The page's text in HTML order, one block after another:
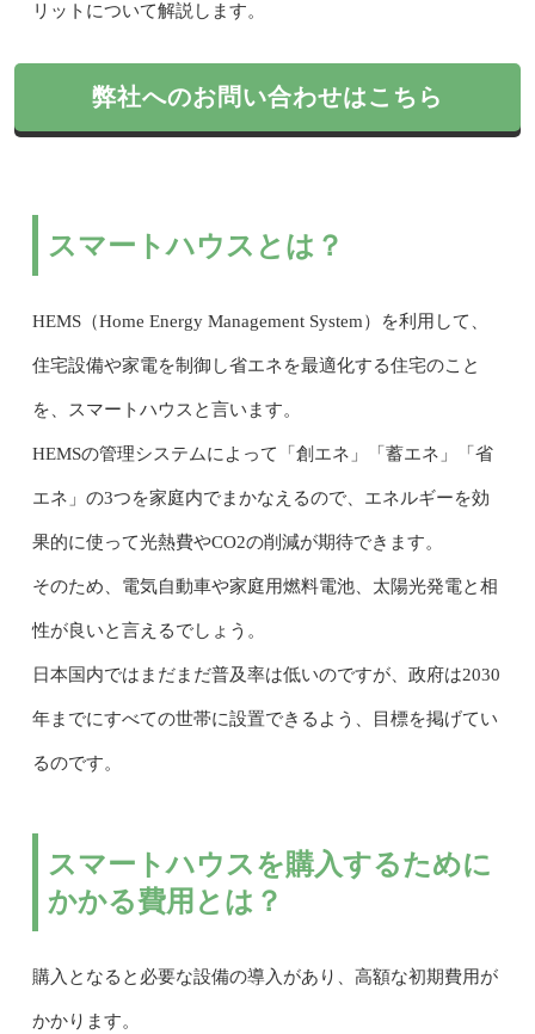
リットについて解説します。
弊社へのお問い合わせはこちら
スマートハウスとは？
HEMS（Home Energy Management System）を利用して、
住宅設備や家電を制御し省エネを最適化する住宅のこと
を、スマートハウスと言います。
HEMSの管理システムによって「創エネ」「蓄エネ」「省
エネ」の3つを家庭内でまかなえるので、エネルギーを効
果的に使って光熱費やCO2の削減が期待できます。
そのため、電気自動車や家庭用燃料電池、太陽光発電と相
性が良いと言えるでしょう。
日本国内ではまだまだ普及率は低いのですが、政府は2030
年までにすべての世帯に設置できるよう、目標を掲げてい
るのです。
スマートハウスを購入するために
かかる費用とは？
購入となると必要な設備の導入があり、高額な初期費用が
かかります。